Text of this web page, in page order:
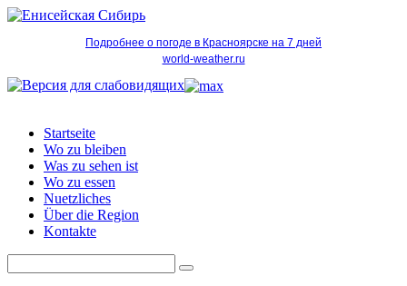
Подробнее о погоде в Красноярске на 7 дней
world-weather.ru
Startseite
Wo zu bleiben
Was zu sehen ist
Wo zu essen
Nuetzliches
Über die Region
Kontakte